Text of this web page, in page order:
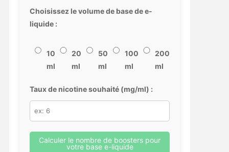
Choisissez le volume de base de e-
liquide :
10
ml
20
ml
50
ml
100
ml
200
ml
Taux de nicotine souhaité (mg/ml) :
Calculer le nombre de boosters pour
votre base e-liquide